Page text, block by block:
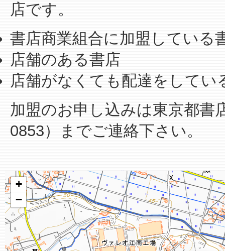
店です。
書店商業組合に加盟している
店舗のある書店
店舗がなくても配達をしてい
加盟のお申し込みは東京都書
0853）までご連絡下さい。
+
−